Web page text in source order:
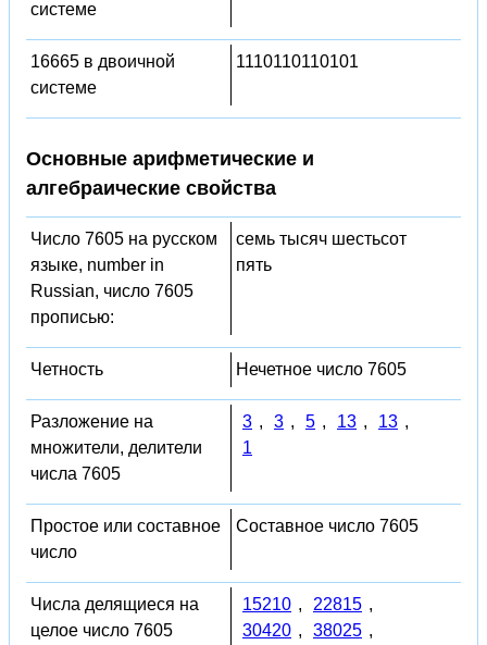
системе
16665 в двоичной
системе
1110110110101
Основные арифметические и
алгебраические свойства
Число 7605 на русском
языке, number in
Russian, число 7605
прописью:
семь тысяч шестьсот
пять
Четность Нечетное число 7605
Разложение на
множители, делители
числа 7605
3 , 3 , 5 , 13 , 13 ,
1
Простое или составное
число
Составное число 7605
Числа делящиеся на
целое число 7605
15210 , 22815 ,
30420 , 38025 ,